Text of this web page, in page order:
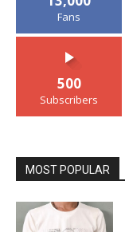
Fans
500
Subscribers
MOST POPULAR